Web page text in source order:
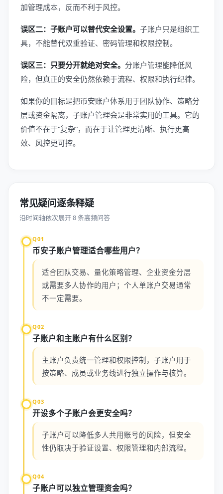
加管理成本，反而不利于风控。
误区二：子账户可以替代安全设置。 子账户只是组织工
具，不能替代双重验证、密码管理和权限控制。
误区三：只要分开就绝对安全。 分账户管理能降低风
险，但真正的安全仍然依赖于流程、权限和执行纪律。
如果你的目标是把币安账户体系用于团队协作、策略分
层或资金隔离，子账户管理会是非常实用的工具。它的
价值不在于“复杂”，而在于让管理更清晰、执行更高
效、风控更可控。
常见疑问逐条释疑
沿时间轴依次展开 8 条高频问答
Q01
币安子账户管理适合哪些用户？
适合团队交易、量化策略管理、企业资金分层
或需要多人协作的用户；个人单账户交易通常
不一定需要。
Q02
子账户和主账户有什么区别？
主账户负责统一管理和权限控制，子账户用于
按策略、成员或业务线进行独立操作与核算。
Q03
开设多个子账户会更安全吗？
子账户可以降低多人共用账号的风险，但安全
性仍取决于验证设置、权限管理和内部流程。
Q04
子账户可以独立管理资金吗？